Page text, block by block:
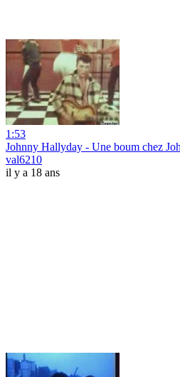
1:53
Johnny Hallyday - Une boum chez
val6210
il y a 18 ans